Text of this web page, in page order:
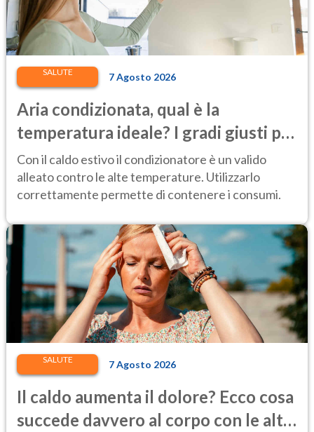
SALUTE 7 Agosto 2026
Aria condizionata, qual è la
temperatura ideale? I gradi giusti per
stare bene e risparmiare
Con il caldo estivo il condizionatore è un valido
alleato contro le alte temperature. Utilizzarlo
correttamente permette di contenere i consumi.
SALUTE 7 Agosto 2026
Il caldo aumenta il dolore? Ecco cosa
succede davvero al corpo con le alte